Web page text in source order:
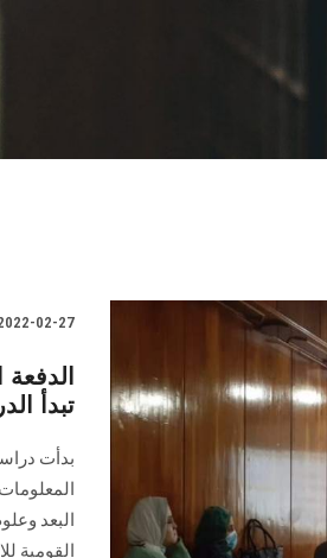
02-27
تبدأ
بدأت
البعد
القومية